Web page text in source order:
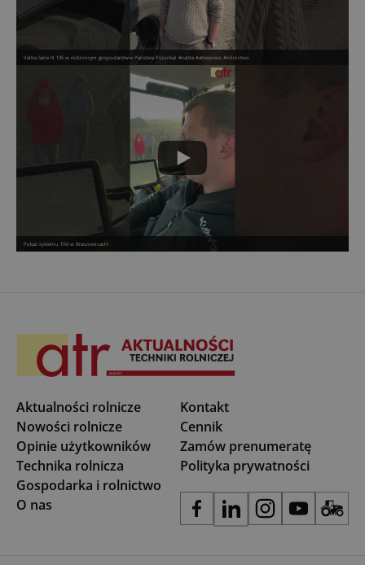
Valtra Serie N 135 w rodzinnym gospodarstwie Państwa Pszonka! #valtra #atrexpress #rolnictwo
Pokaz systemu TIM w Braszowicach!
Aktualności rolnicze
Nowości rolnicze
Opinie użytkowników
Technika rolnicza
Gospodarka i rolnictwo
O nas
Kontakt
Cennik
Zamów prenumeratę
Polityka prywatności